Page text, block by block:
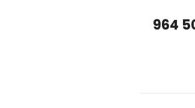
MyPT by Square One للياقة البدنية – رأس الخيمة – +971 50 964